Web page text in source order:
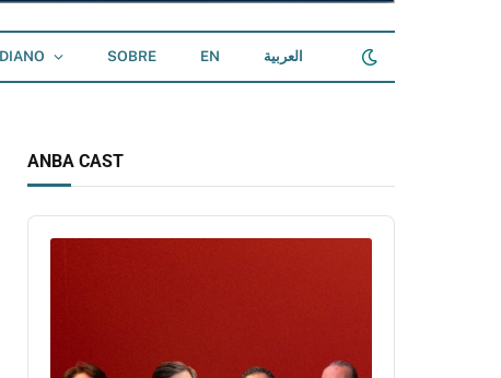
SOBRE EN العربية
ANBA CAST
Audio
Player